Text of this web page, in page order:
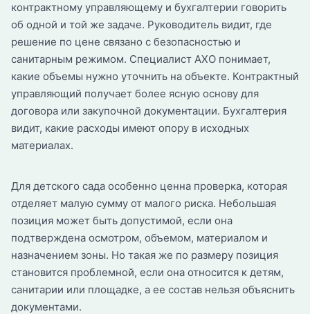
контрактному управляющему и бухгалтерии говорить
об одной и той же задаче. Руководитель видит, где
решение по цене связано с безопасностью и
санитарным режимом. Специалист АХО понимает,
какие объемы нужно уточнить на объекте. Контрактный
управляющий получает более ясную основу для
договора или закупочной документации. Бухгалтерия
видит, какие расходы имеют опору в исходных
материалах.
Для детского сада особенно ценна проверка, которая
отделяет малую сумму от малого риска. Небольшая
позиция может быть допустимой, если она
подтверждена осмотром, объемом, материалом и
назначением зоны. Но такая же по размеру позиция
становится проблемной, если она относится к детям,
санитарии или площадке, а ее состав нельзя объяснить
документами.